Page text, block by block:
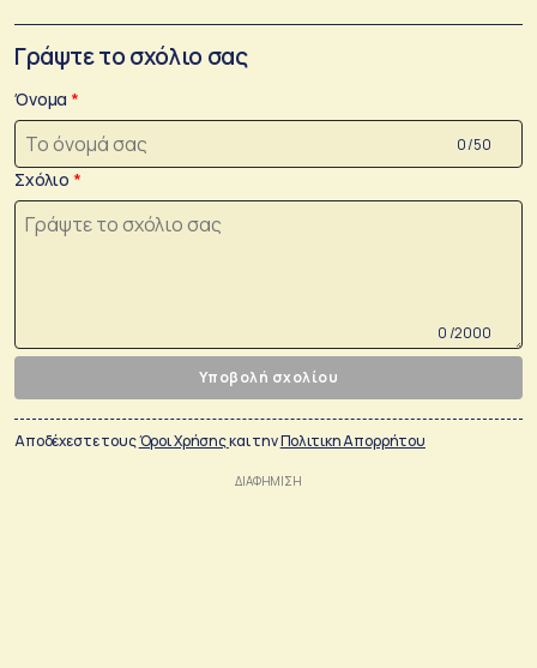
Γράψτε το σχόλιο σας
Όνομα
0 /50
Σχόλιο
0 /2000
Υποβολή σχολίου
Αποδέχεστε τουςΌροι Χρήσηςκαι τηνΠολιτικη Απορρήτου